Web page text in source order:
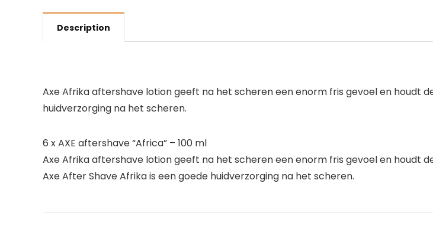
Description
Axe Afrika aftershave lotion geeft na het scheren een enorm fris gevoel en houdt
huidverzorging na het scheren.
6 x AXE aftershave “Africa” – 100 ml
Axe Afrika aftershave lotion geeft na het scheren een enorm fris gevoel en houdt
Axe After Shave Afrika is een goede huidverzorging na het scheren.